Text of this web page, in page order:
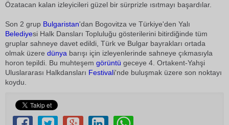
Özatacan kalan izleyicileri güzel bir sürprizle ısıtmayı başardılar.
Son 2 grup Bulgaristan'dan Bogovitza ve Türkiye'den Yalı
Belediyesi Halk Dansları Topluluğu gösterilerini bitirdiğinde tüm
gruplar sahneye davet edildi, Türk ve Bulgar bayrakları ortada
olmak üzere dünya barışı için izleyenlerinde sahneye çıkmasıyla
horon tepildi. Bu muhteşem görüntü geceye 4. Ortakent-Yahşi
Uluslararası Halkdansları Festivali'nde buluşmak üzere son noktayı
koydu.